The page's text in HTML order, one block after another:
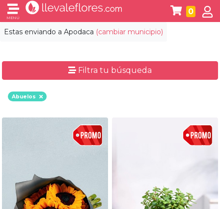
Estas enviando a Apodaca (cambiar municipio)
MENÚ
0
Filtra tu búsqueda
Abuelos